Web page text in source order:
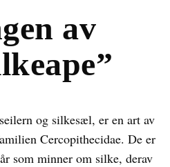
av
og silkesæl, er en art av
Cercopithecidae. De er
som minner om silke, derav